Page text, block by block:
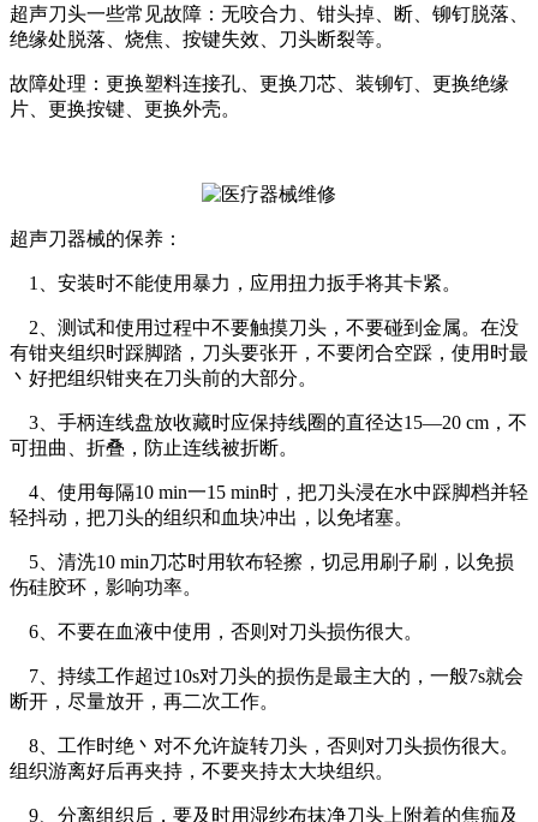
超声刀头一些常见故障：无咬合力、钳头掉、断、铆钉脱落、
绝缘处脱落、烧焦、按键失效、刀头断裂等。
故障处理：更换塑料连接孔、更换刀芯、装铆钉、更换绝缘
片、更换按键、更换外壳。
超声刀器械的保养：
1、安装时不能使用暴力，应用扭力扳手将其卡紧。
2、测试和使用过程中不要触摸刀头，不要碰到金属。在没
有钳夹组织时踩脚踏，刀头要张开，不要闭合空踩，使用时最
丶好把组织钳夹在刀头前的大部分。
3、手柄连线盘放收藏时应保持线圈的直径达15—20 cm，不
可扭曲、折叠，防止连线被折断。
4、使用每隔10 min一15 min时，把刀头浸在水中踩脚档并轻
轻抖动，把刀头的组织和血块冲出，以免堵塞。
5、清洗10 min刀芯时用软布轻擦，切忌用刷子刷，以免损
伤硅胶环，影响功率。
6、不要在血液中使用，否则对刀头损伤很大。
7、持续工作超过10s对刀头的损伤是最主大的，一般7s就会
断开，尽量放开，再二次工作。
8、工作时绝丶对不允许旋转刀头，否则对刀头损伤很大。
组织游离好后再夹持，不要夹持太大块组织。
9、分离组织后，要及时用湿纱布抹净刀头上附着的焦痂及